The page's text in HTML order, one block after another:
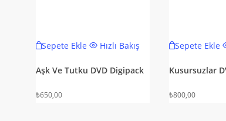
Sepete Ekle Hızlı Bakış
Aşk Ve Tutku DVD Digipack
₺650,00
Sepete Ekle
Kusursuzlar
₺800,00